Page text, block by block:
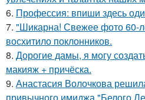
6. Профессия: впиши здесь
7. "Шикарна! Свежее фото 60-
восхитило поклонников.
8. Дорогие дамы, я могу
макияж + причёска.
9. Анастасия Волочкова